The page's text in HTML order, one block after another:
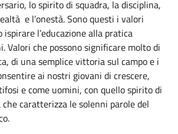
lo spirito di squadra, la disciplina,
e l’onestà. Sono questi i valori
l’educazione alla pratica
Valori che possono significare molto di
di una semplice vittoria sul campo e i
ai nostri giovani di crescere,
e come uomini, con quello spirito di
caratterizza le solenni parole del